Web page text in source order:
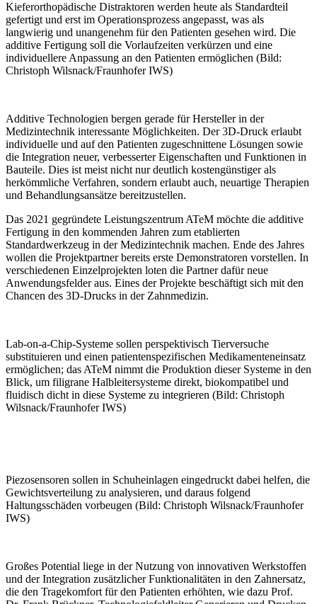
Kieferorthopädische Distraktoren werden heute als Standardteil
gefertigt und erst im Operationsprozess angepasst, was als
langwierig und unangenehm für den Patienten gesehen wird. Die
additive Fertigung soll die Vorlaufzeiten verkürzen und eine
individuellere Anpassung an den Patienten ermöglichen (Bild:
Christoph Wilsnack/Fraunhofer IWS)
Additive Technologien bergen gerade für Hersteller in der
Medizintechnik interessante Möglichkeiten. Der 3D-Druck erlaubt
individuelle und auf den Patienten zugeschnittene Lösungen sowie
die Integration neuer, verbesserter Eigenschaften und Funktionen in
Bauteile. Dies ist meist nicht nur deutlich kostengünstiger als
herkömmliche Verfahren, sondern erlaubt auch, neuartige ­Therapien
und Behandlungsansätze bereitzustellen.
Das 2021 gegründete Leistungszentrum ATeM möchte die additive
Fertigung in den kommenden Jahren zum etablierten
Standardwerkzeug in der Medizintechnik machen. Ende des Jahres
wollen die Projektpartner bereits erste Demonstratoren vorstellen. In
verschiedenen Einzelprojekten loten die Partner dafür neue
Anwendungsfelder aus. Eines der Projekte beschäftigt sich mit den
Chancen des 3D-Drucks in der Zahnmedizin.
Lab-on-a-Chip-Systeme sollen perspektivisch Tierversuche
substituieren und einen patientenspezifischen Medikamenteneinsatz
ermöglichen; das ATeM nimmt die Produktion dieser Systeme in den
Blick, um filigrane Halbleitersysteme direkt, biokompatibel und
fluidisch dicht in diese Systeme zu integrieren (Bild: Christoph
Wilsnack/Fraunhofer IWS)
Piezosensoren sollen in Schuheinlagen eingedruckt dabei helfen, die
Gewichtsverteilung zu analysieren, und daraus folgend
Haltungsschäden vorbeugen (Bild: Christoph Wilsnack/Fraunhofer
IWS)
Großes Potential liege in der Nutzung von innovativen Werkstoffen
und der Integration zusätzlicher Funktionalitäten in den Zahnersatz,
die den Tragekomfort für den Patienten erhöhten, wie dazu Prof.